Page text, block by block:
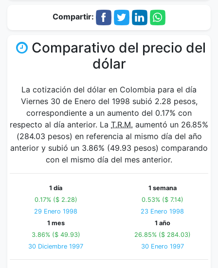
Compartir:
Comparativo del precio del
dólar
La cotización del dólar en Colombia para el día
Viernes 30 de Enero del 1998 subió 2.28 pesos,
correspondiente a un aumento del 0.17% con
respecto al día anterior. La T.R.M. aumentó un 26.85%
(284.03 pesos) en referencia al mismo día del año
anterior y subió un 3.86% (49.93 pesos) comparando
con el mismo día del mes anterior.
1 día
0.17% ($ 2.28)
29 Enero 1998
1 semana
0.53% ($ 7.14)
23 Enero 1998
1 mes
3.86% ($ 49.93)
30 Diciembre 1997
1 año
26.85% ($ 284.03)
30 Enero 1997